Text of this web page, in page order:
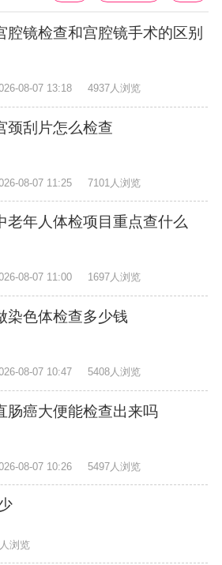
腔镜检查和宫腔镜手术的区别
08-07 13:18 4937人浏览
颈刮片怎么检查
08-07 11:25 7101人浏览
老年人体检项目重点查什么
08-07 11:00 1697人浏览
染色体检查多少钱
08-07 10:47 5408人浏览
肠癌大便能检查出来吗
08-07 10:26 5497人浏览
浏览